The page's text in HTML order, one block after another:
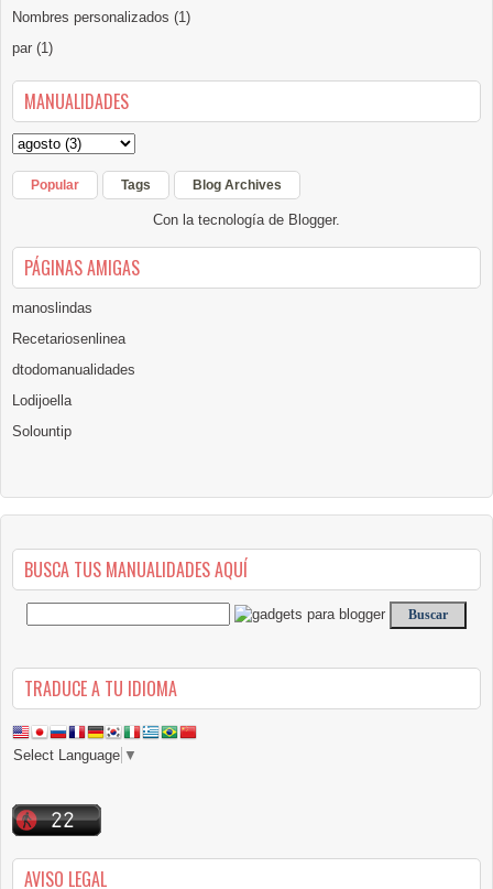
Nombres personalizados (1)
par (1)
MANUALIDADES
Popular Tags Blog Archives
Con la tecnología de Blogger.
PÁGINAS AMIGAS
manoslindas
Recetariosenlinea
dtodomanualidades
Lodijoella
Solountip
BUSCA TUS MANUALIDADES AQUÍ
TRADUCE A TU IDIOMA
Select Language ▼
AVISO LEGAL